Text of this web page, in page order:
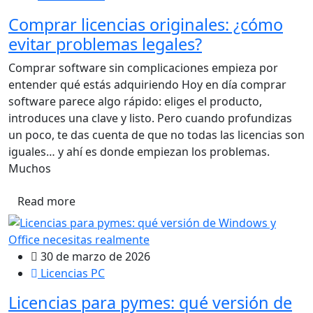
Comprar licencias originales: ¿cómo
evitar problemas legales?
Comprar software sin complicaciones empieza por
entender qué estás adquiriendo Hoy en día comprar
software parece algo rápido: eliges el producto,
introduces una clave y listo. Pero cuando profundizas
un poco, te das cuenta de que no todas las licencias son
iguales… y ahí es donde empiezan los problemas.
Muchos
Read more
30 de marzo de 2026
Licencias PC
Licencias para pymes: qué versión de